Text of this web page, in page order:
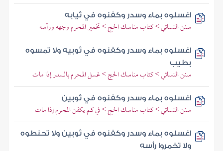
اغسلوه بماء وسدر وكفنوه في ثيابه
سنن النسائي > كتاب مناسك الحج > تخمير المحرم وجهه ورأسه
اغسلوه بماء وسدر وكفنوه في ثوبيه ولا تمسوه
بطيب
سنن النسائي > كتاب مناسك الحج > غسل المحرم بالسدر إذا مات
اغسلوه بماء وسدر وكفنوه في ثوبين
سنن النسائي > كتاب مناسك الحج > في كم يكفن المحرم إذا مات
اغسلوه بماء وسدر وكفنوه في ثوبين ولا تحنطوه
ولا تخمروا رأسه